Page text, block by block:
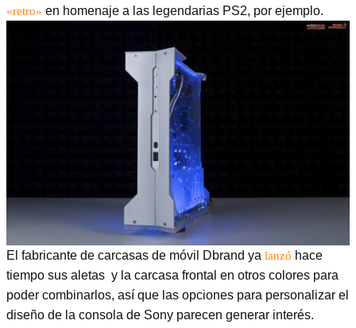
«retro» en homenaje a las legendarias PS2, por ejemplo.
El fabricante de carcasas de móvil Dbrand ya lanzó hace
tiempo sus aletas y la carcasa frontal en otros colores para
poder combinarlos, así que las opciones para personalizar el
diseño de la consola de Sony parecen generar interés.